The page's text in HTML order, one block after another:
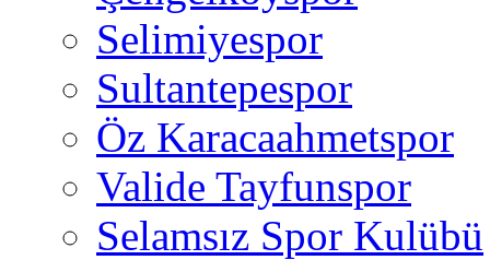
Selimiyespor
Sultantepespor
Öz Karacaahmetspor
Valide Tayfunspor
Selamsız Spor Kulübü